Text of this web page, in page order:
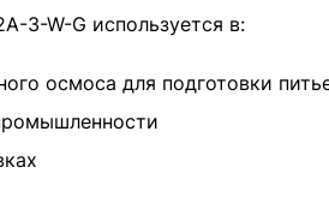
3-W-G используется в:
осмоса для подготовки